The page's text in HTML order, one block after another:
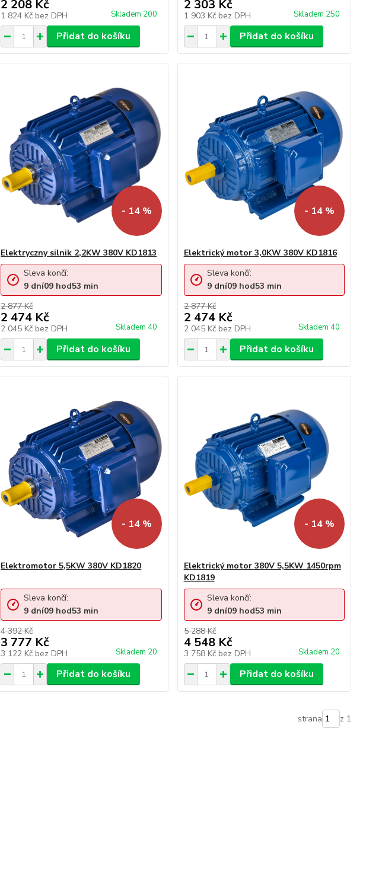
2 208 Kč
1 824 Kč bez DPH Skladem 200
Přidat do košíku
2 303 Kč
1 903 Kč bez DPH Skladem 250
Přidat do košíku
- 14 %
Elektryczny silnik 2,2KW 380V KD1813
2 877 Kč
2 474 Kč
2 045 Kč bez DPH Skladem 40
Sleva končí:
9 dní09 hod53 min
Přidat do košíku
- 14 %
Elektrický motor 3,0KW 380V KD1816
2 877 Kč
2 474 Kč
2 045 Kč bez DPH Skladem 40
Sleva končí:
9 dní09hod53 min
Přidat do košíku
- 14 %
Elektromotor 5,5KW 380V KD1820
4 392 Kč
3 777 Kč
3 122 Kč bez DPH Skladem 20
Sleva končí:
9 dní09 hod53 min
Přidat do košíku
- 14 %
Elektrický motor 380V 5,5KW 1450rpm
KD1819
5 288 Kč
4 548 Kč
3 758 Kč bez DPH Skladem 20
Sleva končí:
9 dní09hod53 min
Přidat do košíku
strana z 1